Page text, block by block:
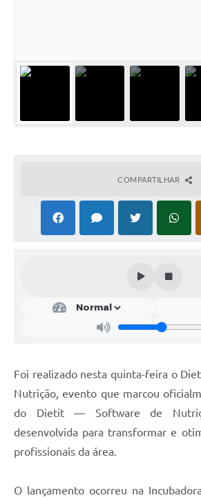
Projeto Nascente Viva
Telefones Prefeitura Municipal
Feriados Municipais
Imprensa
Termos de Fomento
Galeria de Fotos
Audiências Públicas
Iluminação Pública
COMPARTILHAR
Foi realizado nesta quinta-feira o
Nutrição, evento que marcou
do Dietit — Software de
desenvolvida para transformar e
profissionais da área.
O lançamento ocorreu na